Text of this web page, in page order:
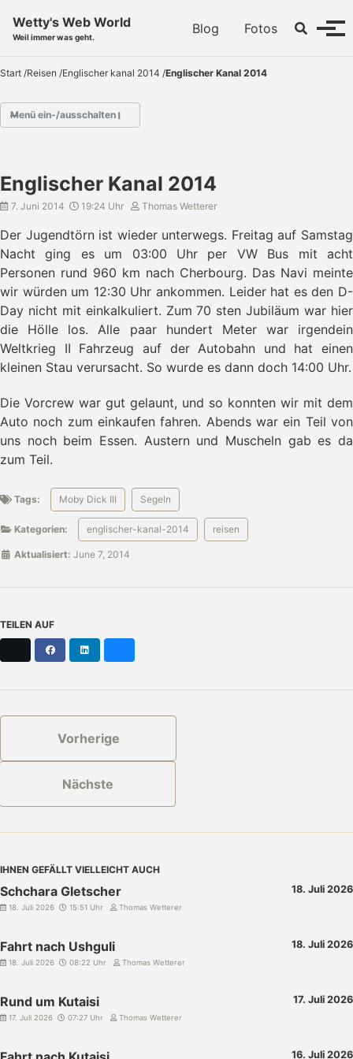
Wetty's Web World
Weil immer was geht.
Blog Fotos Toggle
Start /Reisen /Englischer kanal 2014 /Englischer Kanal 2014
Menü ein-/ausschalten
- Guernsey
- Alderney
- Kürzester Törn
- Segeln im Solent
- Überfahrt Portsmouth
- Brighton erreicht
- Hafentag in Brighton
- Rekordfahrt
- Dunkerque
- Großer Preis von Oostende
- Renntag
- Segelschlag nach Zeebrugge
- Scheveningen
- Ijmuiden
- Den Helder
- Gut erhalten zurück
Englischer Kanal 2014
7. Juni 2014 19:24 Uhr Thomas Wetterer
Der Jugendtörn ist wieder unterwegs. Freitag auf Samstag
Nacht ging es um 03:00 Uhr per VW Bus mit acht
Personen rund 960 km nach Cherbourg. Das Navi meinte
wir würden um 12:30 Uhr ankommen. Leider hat es den D-
Day nicht mit einkalkuliert. Zum 70 sten Jubiläum war hier
die Hölle los. Alle paar hundert Meter war irgendein
Weltkrieg II Fahrzeug auf der Autobahn und hat einen
kleinen Stau verursacht. So wurde es dann doch 14:00 Uhr.
Die Vorcrew war gut gelaunt, und so konnten wir mit dem
Auto noch zum einkaufen fahren. Abends war ein Teil von
uns noch beim Essen. Austern und Muscheln gab es da
zum Teil.
Tags: Moby Dick III Segeln
Kategorien: englischer-kanal-2014 reisen
Aktualisiert: June 7, 2014
TEILEN AUF
Facebook
Vorherige
Nächste
IHNEN GEFÄLLT VIELLEICHT AUCH
Schchara Gletscher 18. Juli 2026
18. Juli 2026 15:51 Uhr Thomas Wetterer
Fahrt nach Ushguli 18. Juli 2026
18. Juli 2026 08:22 Uhr Thomas Wetterer
Rund um Kutaisi 17. Juli 2026
17. Juli 2026 07:27 Uhr Thomas Wetterer
16. Juli 2026